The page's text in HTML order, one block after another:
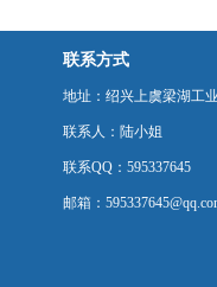
联系方式
地址：绍兴上虞梁湖工
联系人：陆小姐
联系QQ：595337645
邮箱：